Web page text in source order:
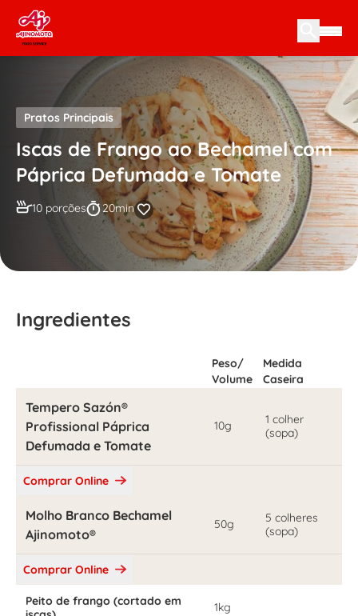
Skip to content
Pratos Principais
Iscas de Frango ao Bechamel com
Páprica Defumada e Tomate
10 porções 20min
Ingredientes
Peso/
Volume
Medida
Caseira
Tempero Sazón®
Profissional Páprica
Defumada e Tomate
10g
1 colher
(sopa)
Comprar Online
Molho Branco Bechamel
Ajinomoto®
50g
5 colheres
(sopa)
Comprar Online
Peito de frango (cortado em
1kg